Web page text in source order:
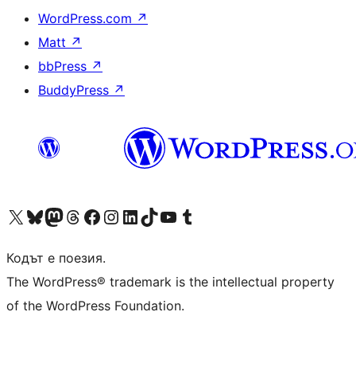
WordPress.com ↗
Matt ↗
bbPress ↗
BuddyPress ↗
Visit our X (formerly Twitter) account
Visit our Bluesky account
Visit our Mastodon account
Visit our Threads account
Посетете нашата страница във Facebook
Посетете нашия профил в Instagram
Посетете нашия профил в LinkedIn
Visit our TikTok account
Visit our YouTube channel
Visit our Tumblr account
Кодът е поезия.
The WordPress® trademark is the intellectual property
of the WordPress Foundation.